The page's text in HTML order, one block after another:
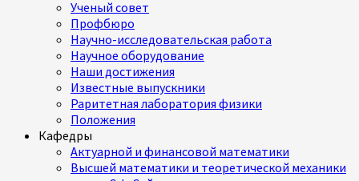
Ученый совет
Профбюро
Научно-исследовательская работа
Научное оборудование
Наши достижения
Известные выпускники
Раритетная лаборатория физики
Положения
Кафедры
Актуарной и финансовой математики
Высшей математики и теоретической механики